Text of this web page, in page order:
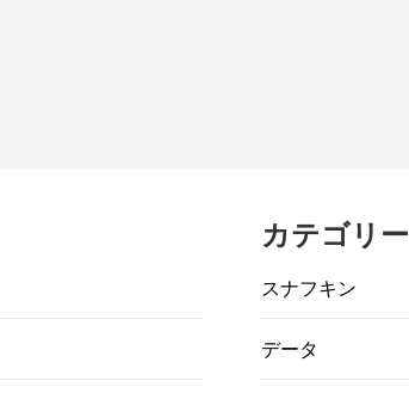
カテゴリー
スナフキン
データ